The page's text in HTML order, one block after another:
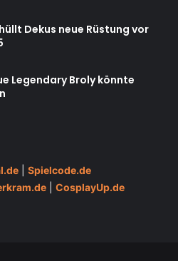
Dekus neue Rüstung vor
Legendary Broly könnte
| Spielcode.de
| CosplayUp.de